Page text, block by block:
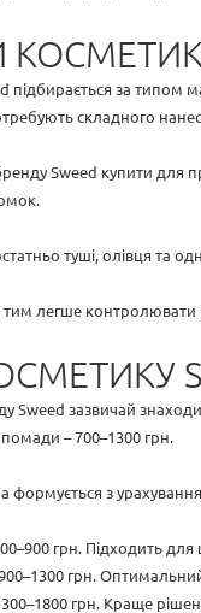
підбирається за типом
складного
Sweed купити для
туші, олівця та
легше контролювати
Sweed зазвичай
– 700–1300 грн.
формується з
грн. Підходить
грн.
грн. Краще